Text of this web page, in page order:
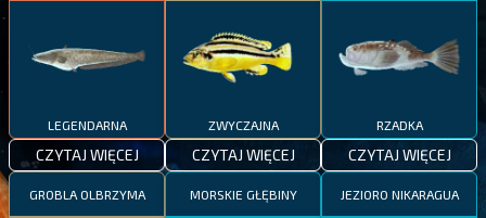
LEGENDARNA
CZYTAJ WIĘCEJ
ZWYCZAJNA
CZYTAJ WIĘCEJ
RZADKA
CZYTAJ WIĘCEJ
GROBLA OLBRZYMA MORSKIE GŁĘBINY JEZIORO NIKARAGUA